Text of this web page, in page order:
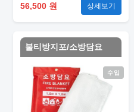
56,500 원
상세보기
불티방지포/소방담요
수입